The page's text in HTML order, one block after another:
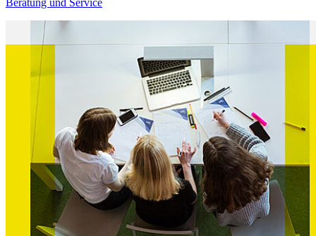
Beratung und Service